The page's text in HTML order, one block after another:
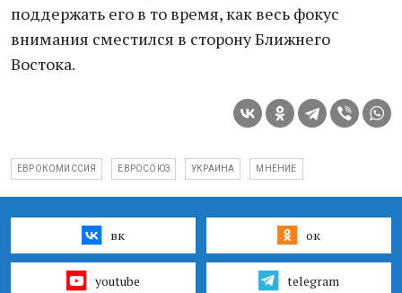
поддержать его в то время, как весь фокус
внимания сместился в сторону Ближнего
Востока.
ЕВРОКОМИССИЯ ЕВРОСОЮЗ УКРАИНА МНЕНИЕ
вк ок
youtube telegram